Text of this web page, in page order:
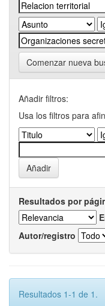
Comenzar nueva
Añadir filtros:
Usa los filtros para
Resultados por
Autor/registro
Resultados 1-1 de 1.